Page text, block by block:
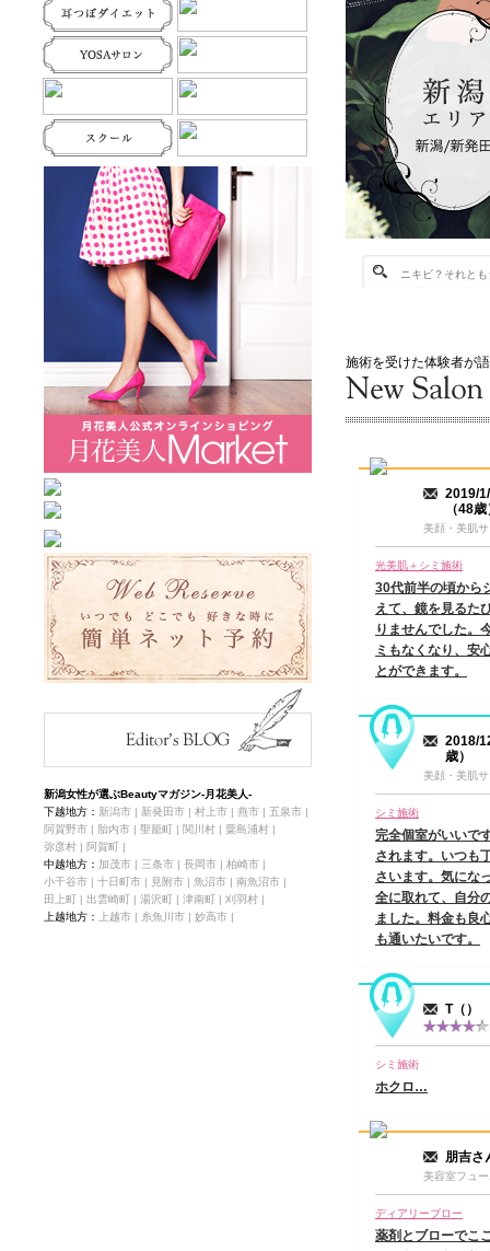
施術を受けた体験者が
2019/
（48
美顔・美肌
光美肌＋シミ施術
30代前半の頃から
えて、鏡を見るた
りませんでした。
ミもなくなり、安
とができます。
2018/
歳）
美顔・美肌
シミ施術
完全個室がいいで
されます。いつも
さいます。気にな
全に取れて、自分
ました。料金も良
も通いたいです。
T（）
★★★★
シミ施術
ホクロ…
朋吉さ
美容室フュ
ディアリーブロー
薬剤とブローでこ
メイクが楽になってきました(＾∀＾)
先生がとても親切で優しくて、すごく
美容室フューエル
薬剤とブローでここまでナチュラルに
ストレートになることに驚きました。
カラーをオススメで軽く決めたのです
が、ただのピンクではなく、オシャレ
なグラデーションにして頂けて、今の
トレンドをおさえた上、髪に優しいと
いうのが、今後の髪の変化に期待が持
てます。 ありがとうございました。
総合 ★★★★★
美顔・美肌サロン 華の口コミ
長年ニキビに悩んでおり、エステや皮
膚科でいろんな施術・治療・塗り薬・
飲み薬を試しましたが効果がなく、レ
ーザー治療するしかないのかと思って
いた時、こちらのサロンを見つけまし
た。価格も安く、ダメ元で試してみよ
うと思い施術を受けました。１回目か
ら肌の弾力が違うことを実感し、鼻・
小鼻の毛穴も目立たなくなって…
2018/3/14
カウンセリングからマッサージまでと
ても丁寧に施術していただきました。
施術後は頭が軽くなったような感じが
して、私はとても満足できました。ス
タイリングのアドバイスをいただいた
り、よりリラックスできるような心配
りがあったりして嬉しかったです。…
総合 ★★★★
夢花３ヶ月ダイエットモニター結果＊
体重-8.4kg/体脂肪-6.2%/ウエスト-8.7c
問に思ったことはいつもきちんと聞い
て答えてくださったので、体重が減ら
ない時があっても、慌てずに続けるこ
とができました。…
総合 ★★★★★
2017.12.04
新潟女性が選ぶBeautyマガジン-月花美人-
下越地方： 新潟市 | 新発田市 | 村上市 | 燕市 | 五泉市 |
阿賀野市 | 胎内市 | 聖籠町 | 関川村 | 粟島浦村 |
弥彦村 | 阿賀町 |
中越地方： 加茂市 | 三条市 | 長岡市 | 柏崎市 |
小千谷市 | 十日町市 | 見附市 | 魚沼市 | 南魚沼市 |
田上町 | 出雲崎町 | 湯沢町 | 津南町 | 刈羽村 |
上越地方：
上越市 | 糸魚川市 | 妙高市 |